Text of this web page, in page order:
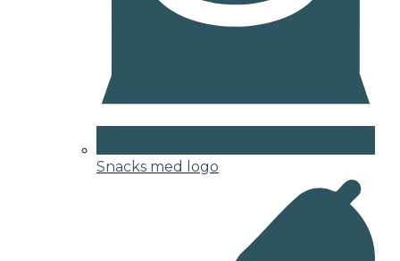
Snacks med logo